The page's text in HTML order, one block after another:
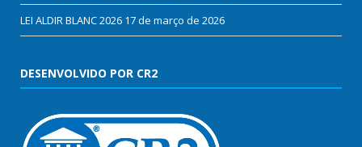
LEI ALDIR BLANC 2026 17 de março de 2026
DESENVOLVIDO POR CR2